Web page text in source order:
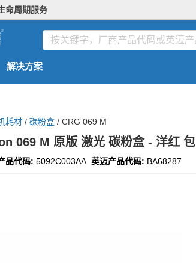
命周期服务
解决方案
耗材 / 碳粉盒 / CRG 069 M
069 M 原版 激光 碳粉盒 - 洋红 包
品代码: 5092C003AA 英迈产品代码: BA68287